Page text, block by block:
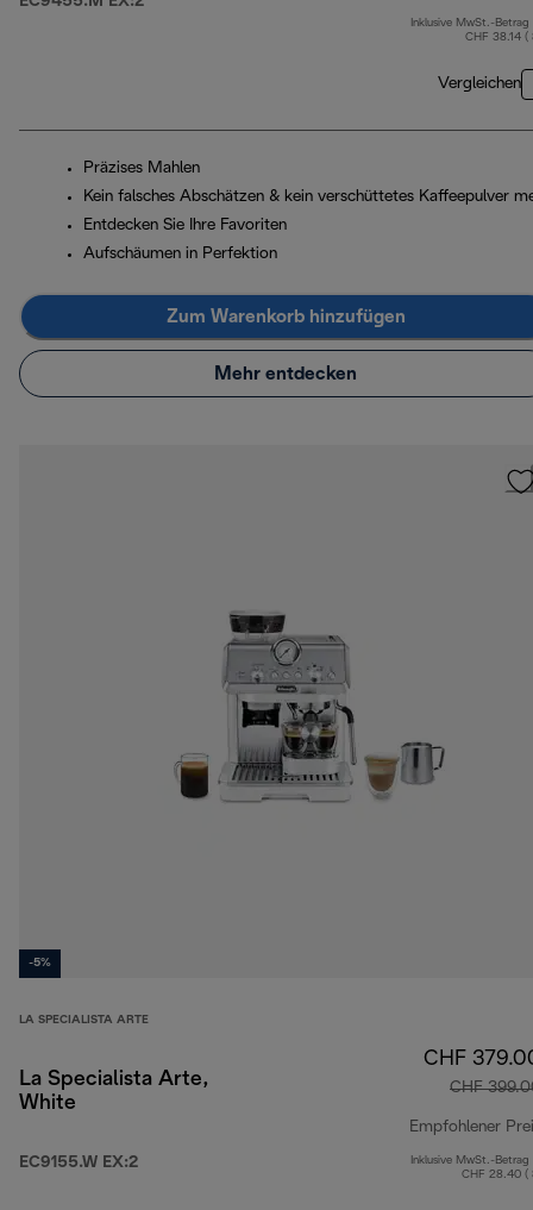
Inklusive MwSt.-Betrag
CHF 38.14 (
Vergleichen
Präzises Mahlen
Kein falsches Abschätzen & kein verschüttetes Kaffeepulver
Entdecken Sie Ihre Favoriten
Aufschäumen in Perfektion
Zum Warenkorb hinzufügen
Mehr entdecken
-5%
LA SPECIALISTA ARTE
La Specialista Arte,
White
EC9155.W EX:2
CHF
CHF
Empfohlener
Inklusive MwSt.-Betrag
CHF 28.40 (